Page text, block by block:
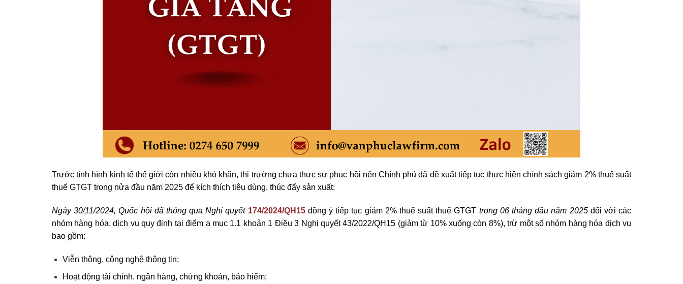
Trước tình hình kinh tế thế giới còn nhiều khó khăn, thị trường chưa thực sự phục hồi nên Chính phủ đã đề xuất tiếp tục thực hiện chính sách giảm 2% thuế suất
thuế GTGT trong nửa đầu năm 2025 để kích thích tiêu dùng, thúc đẩy sản xuất;
Ngày 30/11/2024,Quốc hộiđãthông qua Nghị quyết 174/2024/QH15đồng ý tiếp tục giảm 2% thuế suất thuế GTGT trong 06 tháng đầu năm 2025đối với các
nhóm hàng hóa, dịch vụ quy định tại điểm a mục 1.1 khoản 1 Điều 3 Nghị quyết 43/2022/QH15 (giảm từ 10% xuống còn 8%), trừ một số nhóm hàng hóa dịch vụ
bao gồm:
Viễn thông, công nghệ thông tin;
Hoạt động tài chính, ngân hàng, chứng khoán, bảo hiểm;